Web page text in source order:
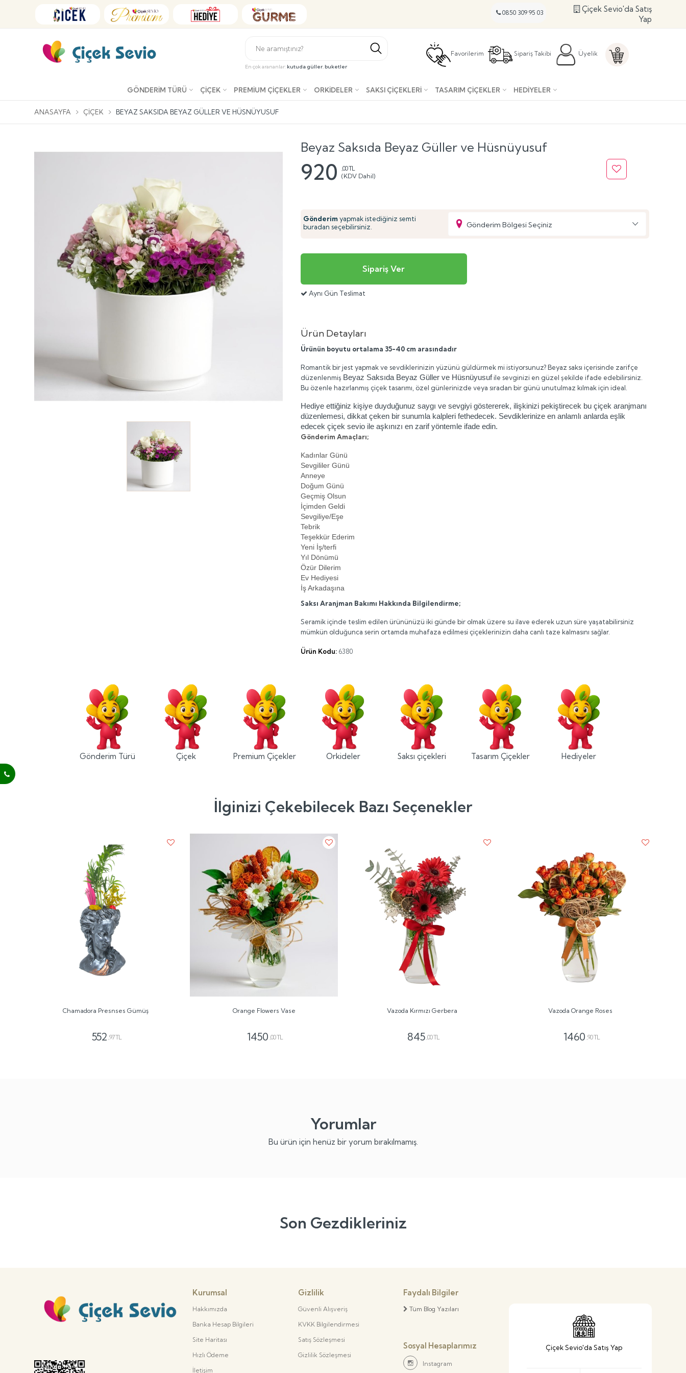
0850 309 95 03
Çiçek Sevio'da Satış
Yap
En çok arananlar: kutuda güller, buketler
Favorilerim Sipariş Takibi Üyelik
GÖNDERIM TÜRÜ ÇIÇEK PREMIUM ÇIÇEKLER ORKIDELER SAKSI ÇIÇEKLERI TASARIM ÇIÇEKLER HEDIYELER
ANASAYFA ÇIÇEK BEYAZ SAKSIDA BEYAZ GÜLLER VE HÜSNÜYUSUF
Beyaz Saksıda Beyaz Güller ve Hüsnüyusuf
920
,00 TL
(KDV Dahil)
Gönderimyapmak istediğiniz semti
buradan seçebilirsiniz.
Gönderim Bölgesi Seçiniz
Aynı Gün Teslimat
Ürün Detayları
Ürünün boyutu ortalama 35-40 cm arasındadır
Romantik bir jest yapmak ve sevdiklerinizin yüzünü güldürmek mi istiyorsunuz? Beyaz saksı içerisinde zarifçe
düzenlenmiş Beyaz Saksıda Beyaz Güller ve Hüsnüyusuf ile sevginizi en güzel şekilde ifade edebilirsiniz.
Bu özenle hazırlanmış çiçek tasarımı, özel günlerinizde veya sıradan bir günü unutulmaz kılmak için ideal.
Hediye ettiğiniz kişiye duyduğunuz saygı ve sevgiyi göstererek, ilişkinizi pekiştirecek bu çiçek aranjmanı
düzenlemesi, dikkat çeken bir sunumla kalpleri fethedecek. Sevdiklerinize en anlamlı anlarda eşlik
edecek çiçek sevio ile aşkınızı en zarif yöntemle ifade edin.
Gönderim Amaçları;
Kadınlar Günü
Sevgililer Günü
Anneye
Doğum Günü
Geçmiş Olsun
İçimden Geldi
Sevgiliye/Eşe
Tebrik
Teşekkür Ederim
Yeni İş/terfi
Yıl Dönümü
Özür Dilerim
Ev Hediyesi
İş Arkadaşına
Saksı Aranjman Bakımı Hakkında Bilgilendirme;
Seramik içinde teslim edilen ürününüzü iki günde bir olmak üzere su ilave ederek uzun süre yaşatabilirsiniz
mümkün olduğunca serin ortamda muhafaza edilmesi çiçeklerinizin daha canlı taze kalmasını sağlar.
Ürün Kodu: 6380
Gönderim Türü Çiçek Premium Çiçekler Orkideler Saksı çiçekleri Tasarım Çiçekler Hediyeler
İlginizi Çekebilecek Bazı Seçenekler
Chamadora Presnses Gümüş
552 ,97 TL
Orange Flowers Vase
1450 ,00 TL
Vazoda Kırmızı Gerbera
845 ,00 TL
Vazoda Orange Roses
1460 ,90 TL
Yorumlar
Bu ürün için henüz bir yorum bırakılmamış.
Son Gezdikleriniz
Kurumsal
Hakkımızda
Banka Hesap Bilgileri
Site Haritası
Hızlı Ödeme
İletişim
Gizlilik
Güvenli Alışveriş
KVKK Bilgilendirmesi
Satış Sözleşmesi
Gizlilik Sözleşmesi
Faydalı Bilgiler
Tüm Blog Yazıları
Sosyal Hesaplarımız
Instagram
Çiçek Sevio'da Satış Yap